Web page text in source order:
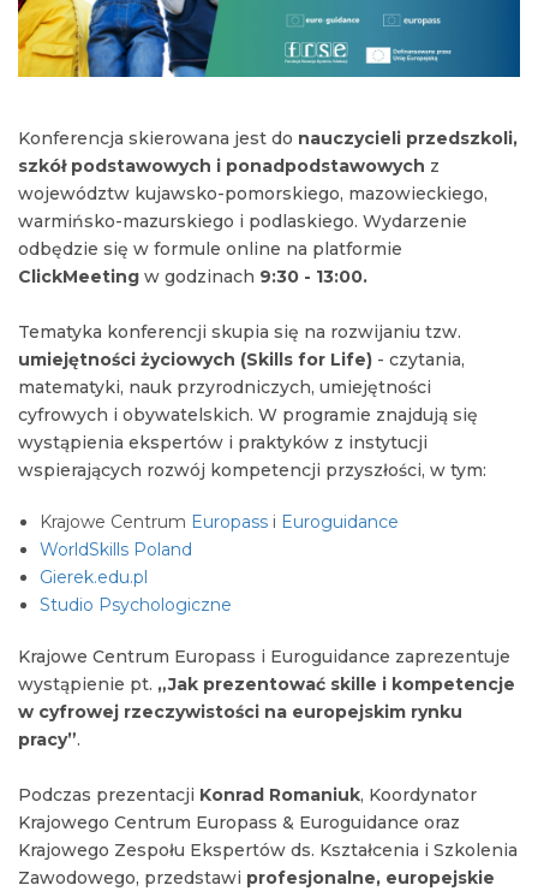
Konferencja skierowana jest do nauczycieli przedszkoli,
szkół podstawowych i ponadpodstawowych z
województw kujawsko-pomorskiego, mazowieckiego,
warmińsko-mazurskiego i podlaskiego. Wydarzenie
odbędzie się w formule online na platformie
ClickMeeting w godzinach 9:30 - 13:00.
Tematyka konferencji skupia się na rozwijaniu tzw.
umiejętności życiowych (Skills for Life) - czytania,
matematyki, nauk przyrodniczych, umiejętności
cyfrowych i obywatelskich. W programie znajdują się
wystąpienia ekspertów i praktyków z instytucji
wspierających rozwój kompetencji przyszłości, w tym:
Krajowe Centrum Europass i Euroguidance
WorldSkills Poland
Gierek.edu.pl
Studio Psychologiczne
Krajowe Centrum Europass i Euroguidance zaprezentuje
wystąpienie pt. „Jak prezentować skille i kompetencje
w cyfrowej rzeczywistości na europejskim rynku
pracy”.
Podczas prezentacji Konrad Romaniuk, Koordynator
Krajowego Centrum Europass & Euroguidance oraz
Krajowego Zespołu Ekspertów ds. Kształcenia i Szkolenia
Zawodowego, przedstawi profesjonalne, europejskie